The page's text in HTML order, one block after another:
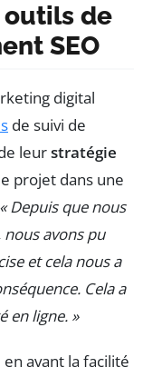
outils de
SEO
digital
de suivi de
leurstratégie
projet dans une
« Depuis que nous
avons pu
et cela nous a
Cela a
en ligne. »
avant la facilité